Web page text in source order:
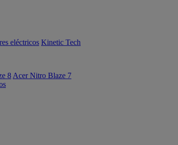
eléctricos Kinetic Tech
8 Acer Nitro Blaze 7